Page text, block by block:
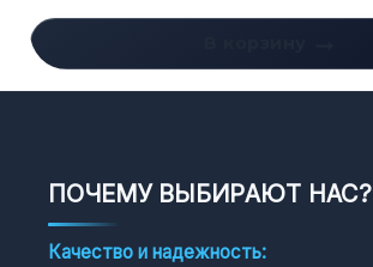
ПОЧЕМУ ВЫБИРАЮТ НАС?
Качество и надежность: